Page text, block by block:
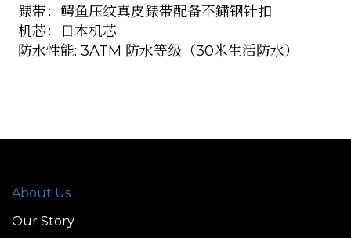
錶带：鳄鱼压纹真皮錶带配备不鏽钢针扣
机芯：日本机芯
防水性能: 3ATM 防水等级（30米生活防水）
About Us
Our Story